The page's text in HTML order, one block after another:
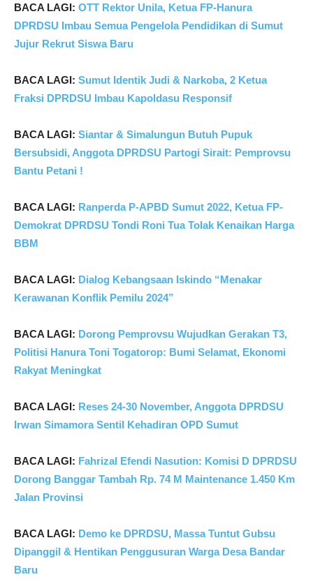
BACA LAGI: OTT Rektor Unila, Ketua FP-Hanura
DPRDSU Imbau Semua Pengelola Pendidikan di Sumut
Jujur Rekrut Siswa Baru
BACA LAGI: Sumut Identik Judi & Narkoba, 2 Ketua
Fraksi DPRDSU Imbau Kapoldasu Responsif
BACA LAGI: Siantar & Simalungun Butuh Pupuk
Bersubsidi, Anggota DPRDSU Partogi Sirait: Pemprovsu
Bantu Petani !
BACA LAGI: Ranperda P-APBD Sumut 2022, Ketua FP-
Demokrat DPRDSU Tondi Roni Tua Tolak Kenaikan Harga
BBM
BACA LAGI: Dialog Kebangsaan Iskindo “Menakar
Kerawanan Konflik Pemilu 2024”
BACA LAGI: Dorong Pemprovsu Wujudkan Gerakan T3,
Politisi Hanura Toni Togatorop: Bumi Selamat, Ekonomi
Rakyat Meningkat
BACA LAGI: Reses 24-30 November, Anggota DPRDSU
Irwan Simamora Sentil Kehadiran OPD Sumut
BACA LAGI: Fahrizal Efendi Nasution: Komisi D DPRDSU
Dorong Banggar Tambah Rp. 74 M Maintenance 1.450 Km
Jalan Provinsi
BACA LAGI: Demo ke DPRDSU, Massa Tuntut Gubsu
Dipanggil & Hentikan Penggusuran Warga Desa Bandar
Baru